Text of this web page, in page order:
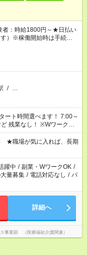
：時給1800円～★日払い
）※稼働開始時は手続き完
/ …
！ ※Wワークの
の就業はご案内できませ
は社会保険への加入対象
遣の原則禁止）により、
い場合があります
★職場が気に入れば、長期
躍中 / 副業・WワークOK /
量募集 / 電話対応なし / パ
詳細へ
事業部 （医療福祉介護関連）